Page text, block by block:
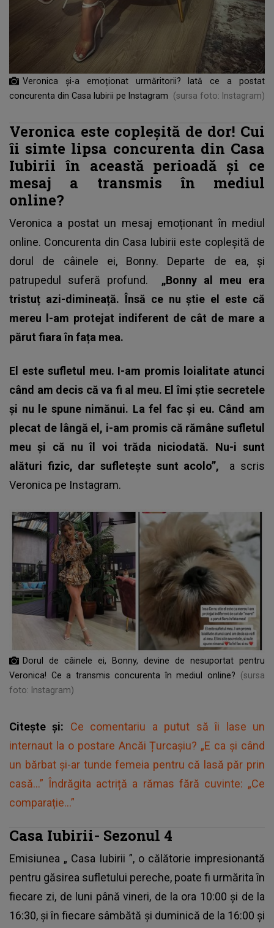
Veronica și-a emoționat urmăritorii? Iată ce a postat
concurenta din Casa Iubirii pe Instagram
(sursa foto: Instagram)
Veronica este copleșită de dor! Cui
îi simte lipsa concurenta din Casa
Iubirii în această perioadă și ce
mesaj a transmis în mediul
online?
Veronica a postat un mesaj emoționant în mediul
online. Concurenta din Casa Iubirii este copleșită de
dorul de câinele ei, Bonny. Departe de ea, și
patrupedul suferă profund. „Bonny al meu era
tristuț azi-dimineață. Însă ce nu știe el este că
mereu l-am protejat indiferent de cât de mare a
părut fiara în fața mea.
El este sufletul meu. I-am promis loialitate atunci
când am decis că va fi al meu. El îmi știe secretele
și nu le spune nimănui. La fel fac și eu. Când am
plecat de lângă el, i-am promis că rămâne sufletul
meu și că nu îl voi trăda niciodată. Nu-i sunt
alături fizic, dar sufletește sunt acolo”, a scris
Veronica pe Instagram.
Dorul de câinele ei, Bonny, devine de nesuportat pentru
Veronica! Ce a transmis concurenta în mediul online?
(sursa
foto: Instagram)
Citește și: Ce comentariu a putut să îi lase un
internaut la o postare Ancăi Țurcașiu? „E ca și când
un bărbat și-ar tunde femeia pentru că lasă păr prin
casă...” Îndrăgita actriță a rămas fără cuvinte: „Ce
comparație...”
Casa Iubirii- Sezonul 4
Emisiunea „ Casa Iubirii ”, o călătorie impresionantă
pentru găsirea sufletului pereche, poate fi urmărita în
fiecare zi, de luni până vineri, de la ora 10:00 și de la
16:30, și în fiecare sâmbătă și duminică de la 16:00 și